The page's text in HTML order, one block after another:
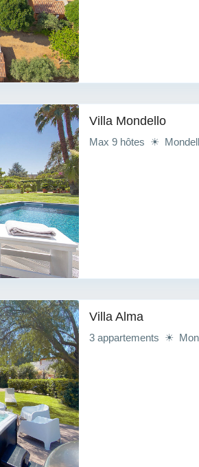
Villa Mondello
Max 9 hôtes ☀
Villa Alma
3 appartements ☀